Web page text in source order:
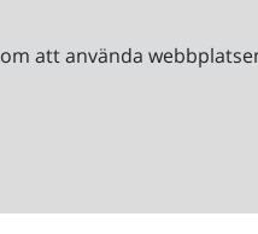
att använda